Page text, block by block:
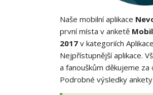
Naše mobilní aplikace
první místa v anketě
2017v kategoriích
Nejpřístupnější aplikace.
a fanouškům děkujeme za
Podrobné výsledky